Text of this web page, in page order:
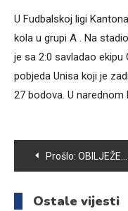
U Fudbalskoj ligi
kola u grupi A . Na
je sa 2:0 savladao
pobjeda Unisa koji je
27 bodova. U narednom
Navigacija
članaka
Prošlo: OBILJEŽENA 24. GODIŠNJICA ODBRANE SARAJEVA I BIH
Ostale vijesti